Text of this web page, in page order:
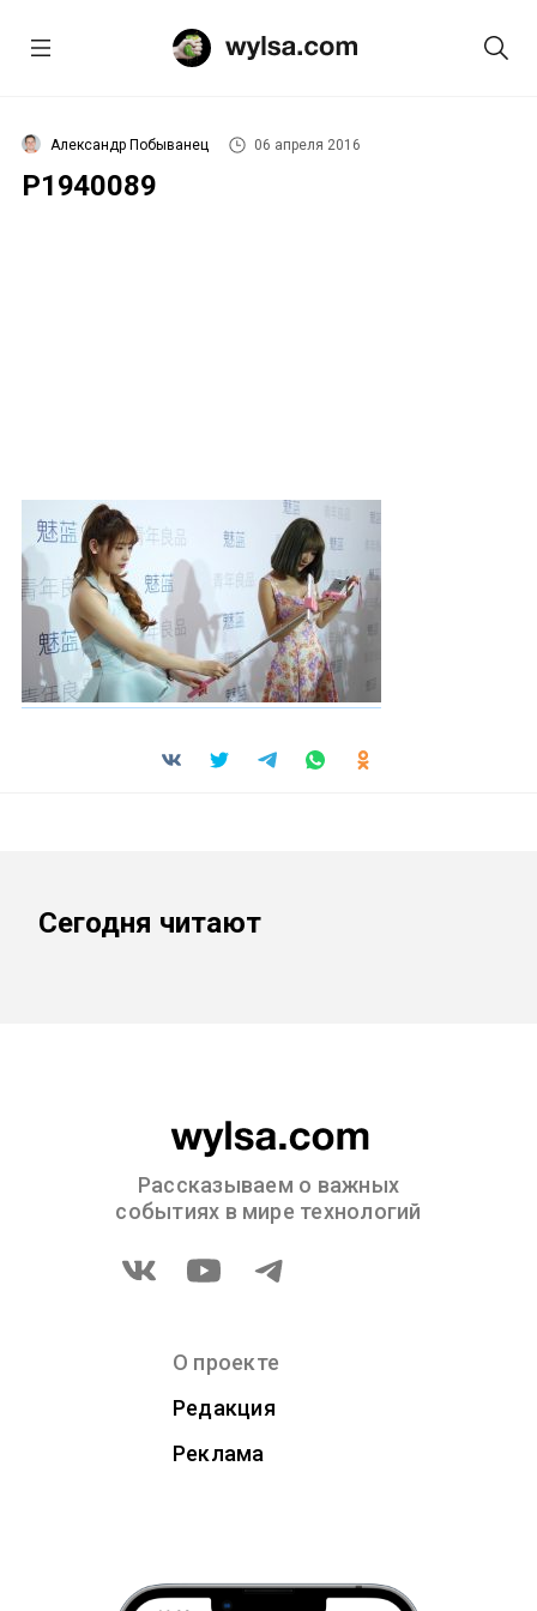
Александр Побыванец 06 апреля 2016
P1940089
Сегодня читают
Рассказываем о важных
событиях в мире технологий
О проекте
Редакция
Реклама